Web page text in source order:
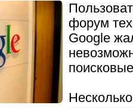
форум
Google